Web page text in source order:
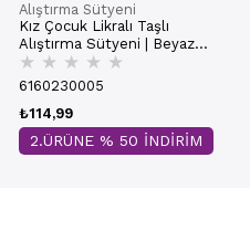
Alıştırma Sütyeni
Kız Çocuk Likralı Taşlı
Alıştırma Sütyeni | Beyaz
K0872
★ ★ ★ ★ ★
6160230005
₺114,99
2.ÜRÜNE % 50 İNDİRİM